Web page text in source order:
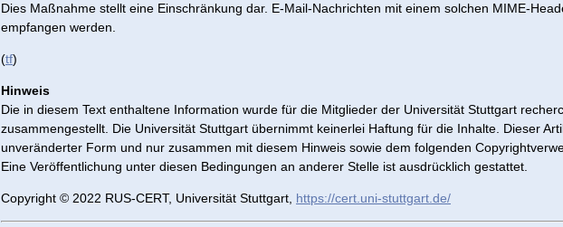
Dies Maßnahme stellt eine Einschränkung dar. E-Mail-Nachrichten mit einem solchen MIME-
empfangen werden.
(tf)
Hinweis
Die in diesem Text enthaltene Information wurde für die Mitglieder der Universität Stuttgart
zusammengestellt. Die Universität Stuttgart übernimmt keinerlei Haftung für die Inhalte. Dieser
unveränderter Form und nur zusammen mit diesem Hinweis sowie dem folgenden
Eine Veröffentlichung unter diesen Bedingungen an anderer Stelle ist ausdrücklich gestattet.
Copyright © 2022 RUS-CERT, Universität Stuttgart, https://cert.uni-stuttgart.de/